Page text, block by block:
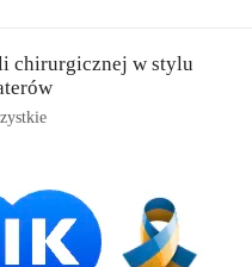
chirurgicznej w stylu